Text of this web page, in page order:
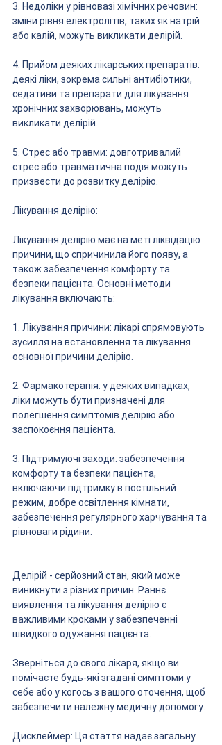
3. Недоліки у рівновазі хімічних речовин:
зміни рівня електролітів, таких як натрій
або калій, можуть викликати делірій.
4. Прийом деяких лікарських препаратів:
деякі ліки, зокрема сильні антибіотики,
седативи та препарати для лікування
хронічних захворювань, можуть
викликати делірій.
5. Стрес або травми: довготривалий
стрес або травматична подія можуть
призвести до розвитку делірію.
Лікування делірію:
Лікування делірію має на меті ліквідацію
причини, що спричинила його появу, а
також забезпечення комфорту та
безпеки пацієнта. Основні методи
лікування включають:
1. Лікування причини: лікарі спрямовують
зусилля на встановлення та лікування
основної причини делірію.
2. Фармакотерапія: у деяких випадках,
ліки можуть бути призначені для
полегшення симптомів делірію або
заспокоєння пацієнта.
3. Підтримуючі заходи: забезпечення
комфорту та безпеки пацієнта,
включаючи підтримку в постільний
режим, добре освітлення кімнати,
забезпечення регулярного харчування та
рівноваги рідини.
Делірій - серйозний стан, який може
виникнути з різних причин. Раннє
виявлення та лікування делірію є
важливими кроками у забезпеченні
швидкого одужання пацієнта.
Зверніться до свого лікаря, якщо ви
помічаєте будь-які згадані симптоми у
себе або у когось з вашого оточення, щоб
забезпечити належну медичну допомогу.
Дисклеймер: Ця стаття надає загальну